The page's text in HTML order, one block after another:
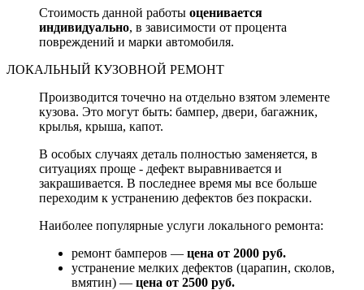
Стоимость данной работы оценивается
индивидуально, в зависимости от процента
повреждений и марки автомобиля.
ЛОКАЛЬНЫЙ КУЗОВНОЙ РЕМОНТ
Производится точечно на отдельно взятом элементе
кузова. Это могут быть: бампер, двери, багажник,
крылья, крыша, капот.
В особых случаях деталь полностью заменяется, в
ситуациях проще - дефект выравнивается и
закрашивается. В последнее время мы все больше
переходим к устранению дефектов без покраски.
Наиболее популярные услуги локального ремонта:
ремонт бамперов — цена от 2000 руб.
устранение мелких дефектов (царапин, сколов,
вмятин) — цена от 2500 руб.